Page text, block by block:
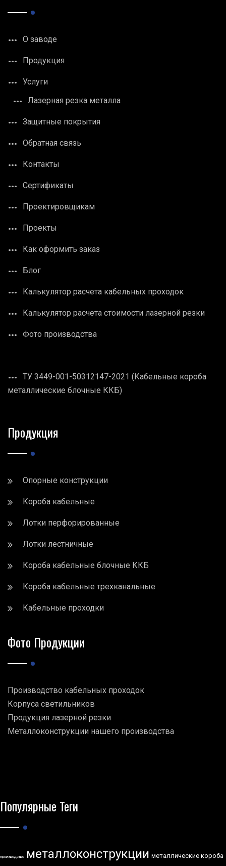
О заводе
Продукция
Услуги
Лазерная резка металла
Защитные покрытия
Обратная связь
Контакты
Сертификаты
Проектировщикам
Проекты
Как оформить заказ
Блог
Калькулятор расчета кабельных проходок
Калькулятор расчета стоимости лазерной резки
Фото производства
ТУ 3449-001-50312147-2021 (Кабельные короба
металлические блочные ККБ)
Продукция
Опорные конструкции
Короба кабельные
Лотки перфорированные
Лотки лестничные
Короба кабельные блочные ККБ
Короба кабельные трехканальные
Кабельные проходки
Фото Продукции
Производство кабельных проходок
Корпуса светильников
Продукция лазерной резки
Металлоконструкции нашего производства
Популярные Теги
производство металлоконструкции металлические короба